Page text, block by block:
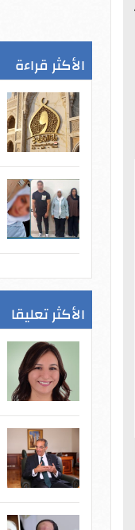
الأكثر قراءة
الأكثر تعليقا